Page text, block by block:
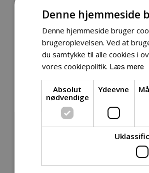
Tilbehør
Tilbehør
Tilbehør
Tilbehør
Tilbehør Motorsav
Tilbehør Kæder
Tilbehør Sværd
Tilbehør
Tilbehør
Tilbehør Walk Behind
Denne hjemmeside
Denne hjemmeside bruger
brugeroplevelsen. Ved at
du samtykke til alle cookies i
vores cookiepolitik. Læs mere
Absolut
nødvendige
Ydeevne